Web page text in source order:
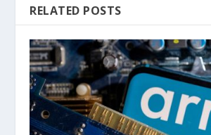
RELATED POSTS